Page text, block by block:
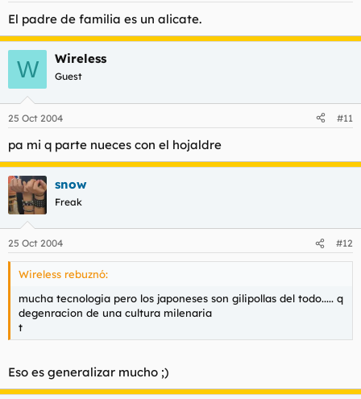
El padre de familia es un alicate.
W Wireless
Guest
25 Oct 2004 #11
pa mi q parte nueces con el hojaldre
snow
Freak
25 Oct 2004 #12
Wireless rebuznó:
mucha tecnologia pero los japoneses son gilipollas del todo..... q
degenracion de una cultura milenaria
t
Eso es generalizar mucho ;)